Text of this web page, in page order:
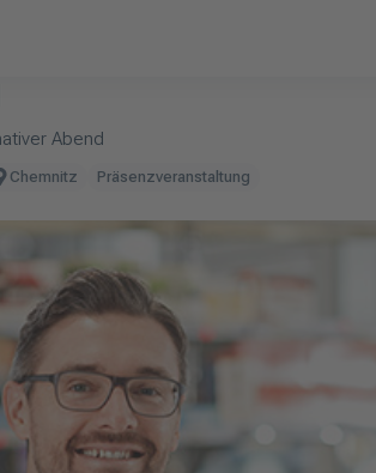
Abend
Chemnitz Präsenzveranstaltung